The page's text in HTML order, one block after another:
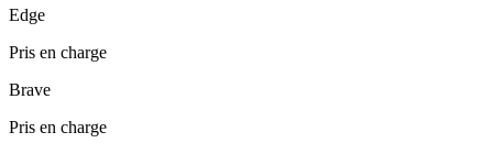
Edge
Pris en charge
Brave
Pris en charge